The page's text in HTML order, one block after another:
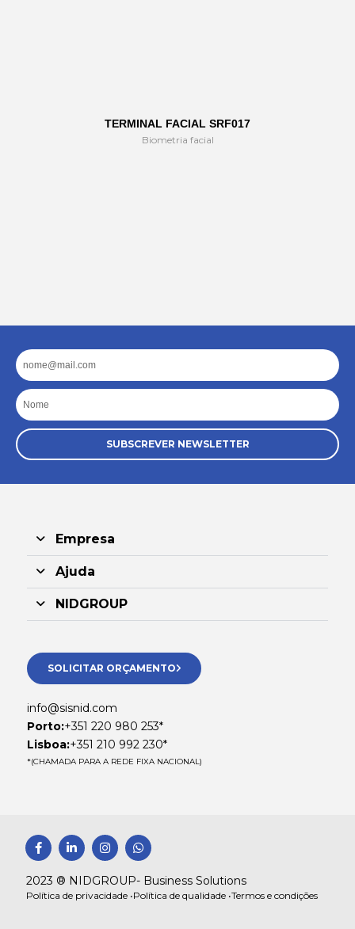
TERMINAL FACIAL SRF017
Biometria facial
Email
Nome
SUBSCREVER NEWSLETTER
Empresa
Ajuda
NIDGROUP
SOLICITAR ORÇAMENTO
info@sisnid.com
Porto:+351 220 980 253*
Lisboa:+351 210 992 230*
*(CHAMADA PARA A REDE FIXA NACIONAL)
F
a
c
e
b
o
L
i
n
k
e
d
I
n
s
t
a
g
W
h
a
a
2023 ® NIDGROUP- Business Solutions
Política de privacidade •Política de qualidade •Termos e condições